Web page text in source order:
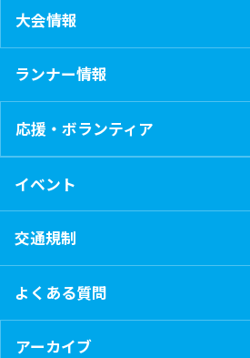
大会情報
ランナー情報
応援・ボランティア
イベント
交通規制
よくある質問
アーカイブ